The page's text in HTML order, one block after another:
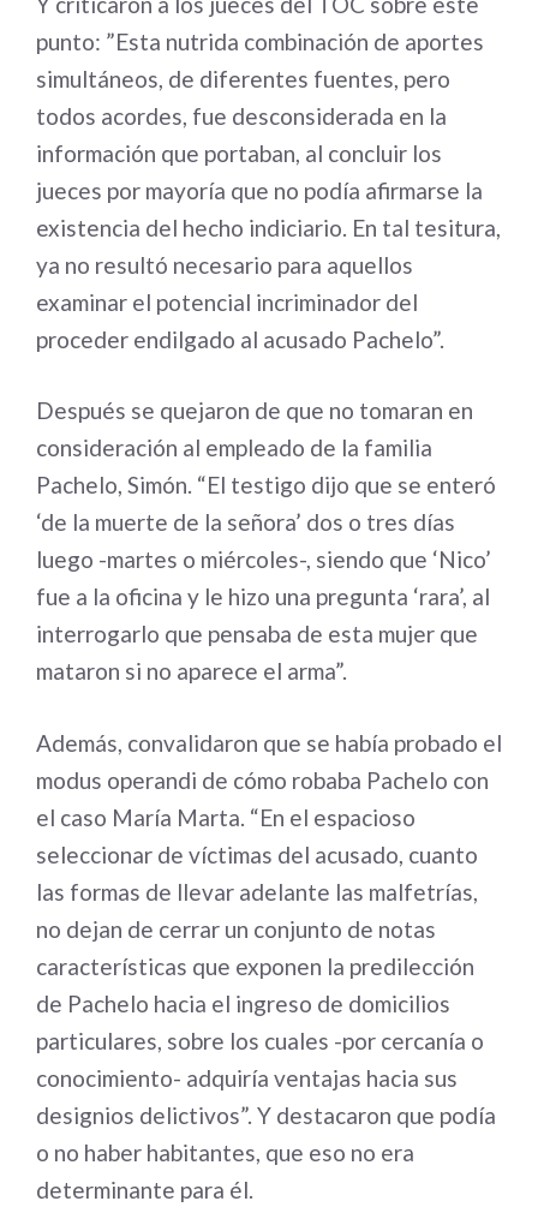
punto: ”Esta nutrida combinación de aportes
simultáneos, de diferentes fuentes, pero
todos acordes, fue desconsiderada en la
información que portaban, al concluir los
jueces por mayoría que no podía afirmarse la
existencia del hecho indiciario. En tal tesitura,
ya no resultó necesario para aquellos
examinar el potencial incriminador del
proceder endilgado al acusado Pachelo”.
Después se quejaron de que no tomaran en
consideración al empleado de la familia
Pachelo, Simón. “El testigo dijo que se enteró
‘de la muerte de la señora’ dos o tres días
luego -martes o miércoles-, siendo que ‘Nico’
fue a la oficina y le hizo una pregunta ‘rara’, al
interrogarlo que pensaba de esta mujer que
mataron si no aparece el arma”.
Además, convalidaron que se había probado el
modus operandi de cómo robaba Pachelo con
el caso María Marta. “En el espacioso
seleccionar de víctimas del acusado, cuanto
las formas de llevar adelante las malfetrías,
no dejan de cerrar un conjunto de notas
características que exponen la predilección
de Pachelo hacia el ingreso de domicilios
particulares, sobre los cuales -por cercanía o
conocimiento- adquiría ventajas hacia sus
designios delictivos”. Y destacaron que podía
o no haber habitantes, que eso no era
determinante para él.